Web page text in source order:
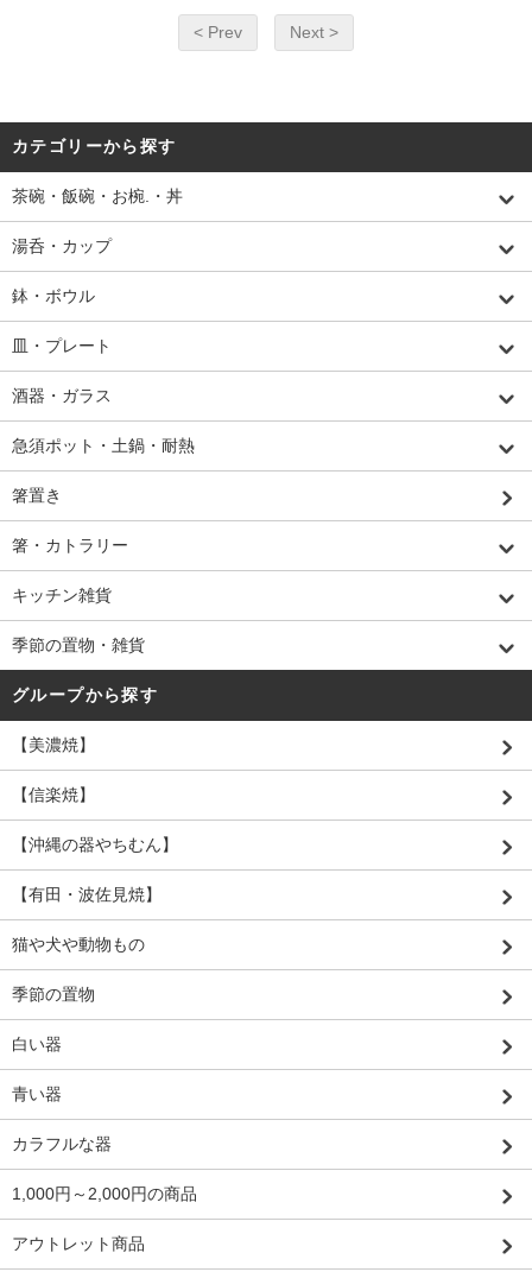
< Prev Next >
カテゴリーから探す
茶碗・飯碗・お椀.・丼
湯呑・カップ
鉢・ボウル
皿・プレート
酒器・ガラス
急須ポット・土鍋・耐熱
箸置き
箸・カトラリー
キッチン雑貨
季節の置物・雑貨
グループから探す
【美濃焼】
【信楽焼】
【沖縄の器やちむん】
【有田・波佐見焼】
猫や犬や動物もの
季節の置物
白い器
青い器
カラフルな器
1,000円～2,000円の商品
アウトレット商品